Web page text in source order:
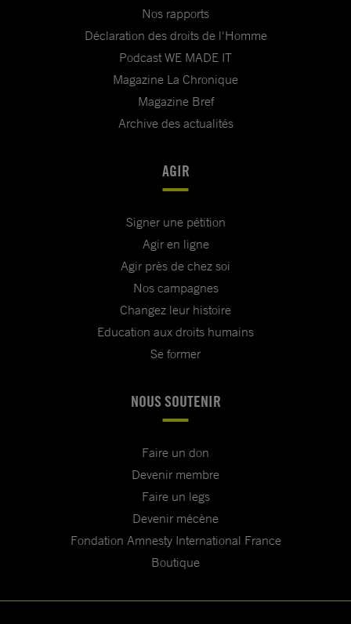
Nos rapports
Déclaration des droits de l'Homme
Podcast WE MADE IT
Magazine La Chronique
Magazine Bref
Archive des actualités
AGIR
Signer une pétition
Agir en ligne
Agir près de chez soi
Nos campagnes
Changez leur histoire
Education aux droits humains
Se former
NOUS SOUTENIR
Faire un don
Devenir membre
Faire un legs
Devenir mécène
Fondation Amnesty International France
Boutique